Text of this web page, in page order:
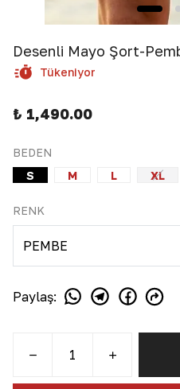
Desenli Mayo Şort-
Tükeniyor
₺ 1,490.00
BEDEN
S
M L XL
RENK
Paylaş: